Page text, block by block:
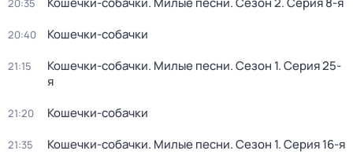
20:35
20:40 Кошечки-собачки
21:15 Кошечки-собачки. Милые песни. Сезон 1. Серия 25-
я
21:20 Кошечки-собачки
21:35 Кошечки-собачки. Милые песни. Сезон 1. Серия 16-я